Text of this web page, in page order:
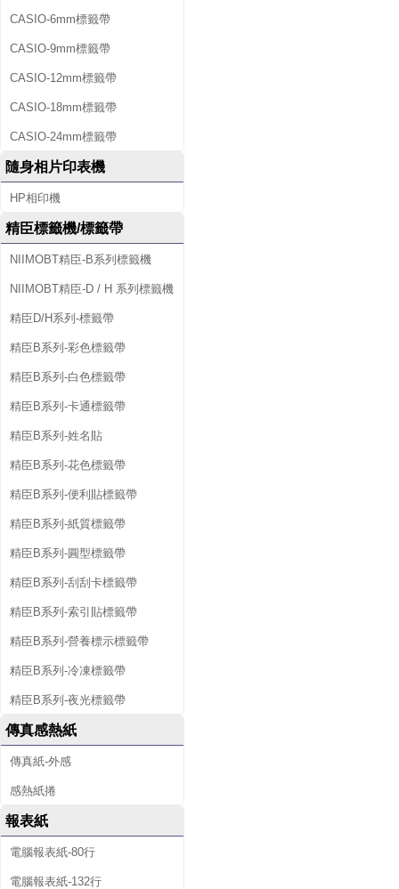
CASIO-6mm標籤帶
CASIO-9mm標籤帶
CASIO-12mm標籤帶
CASIO-18mm標籤帶
CASIO-24mm標籤帶
隨身相片印表機
HP相印機
精臣標籤機/標籤帶
NIIMOBT精臣-B系列標籤機
NIIMOBT精臣-D / H 系列標籤機
精臣D/H系列-標籤帶
精臣B系列-彩色標籤帶
精臣B系列-白色標籤帶
精臣B系列-卡通標籤帶
精臣B系列-姓名貼
精臣B系列-花色標籤帶
精臣B系列-便利貼標籤帶
精臣B系列-紙質標籤帶
精臣B系列-圓型標籤帶
精臣B系列-刮刮卡標籤帶
精臣B系列-索引貼標籤帶
精臣B系列-營養標示標籤帶
精臣B系列-冷凍標籤帶
精臣B系列-夜光標籤帶
傳真感熱紙
傳真紙-外感
感熱紙捲
報表紙
電腦報表紙-80行
電腦報表紙-132行